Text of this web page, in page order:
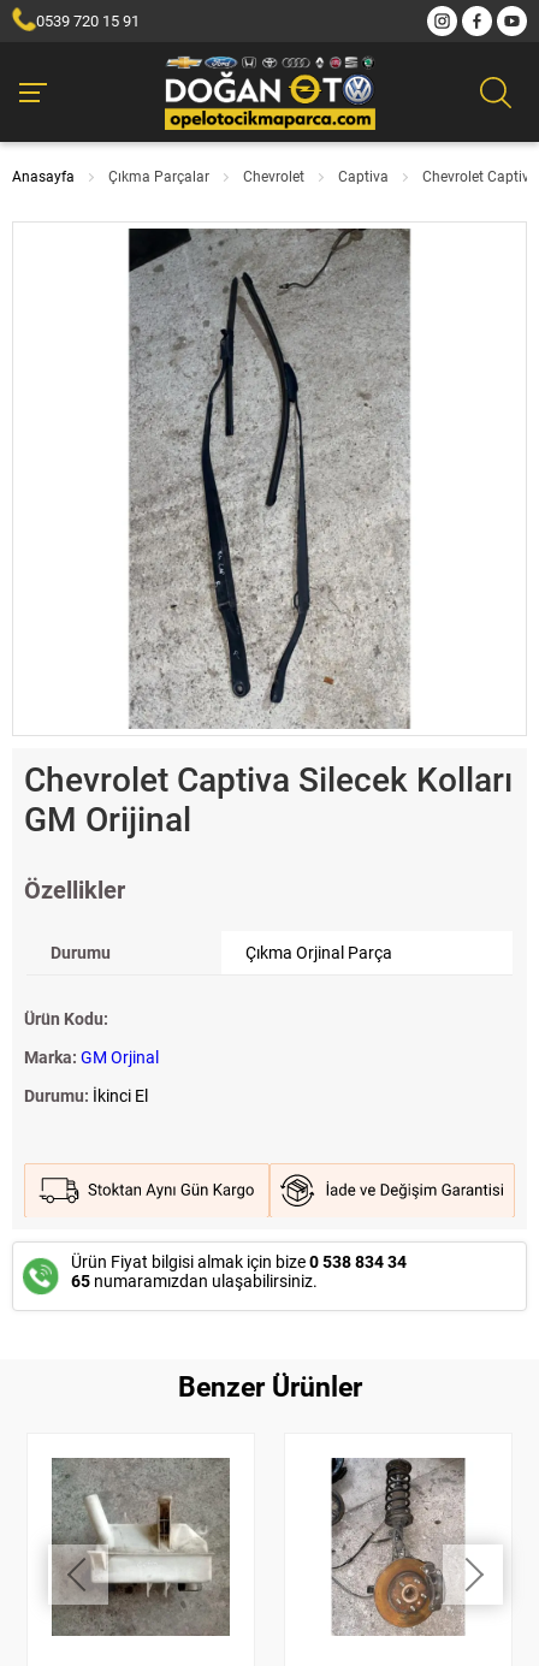
0539 720 15 91
Anasayfa Çıkma Parçalar Chevrolet Captiva Chevrolet
Chevrolet Captiva Silecek Kolları
GM Orijinal
Özellikler
Durumu Çıkma Orjinal Parça
Ürün Kodu:
Marka: GM Orjinal
Durumu: İkinci El
Ürün Fiyat bilgisi almak için bize0 538 834 34
65 numaramızdan ulaşabilirsiniz.
Benzer Ürünler